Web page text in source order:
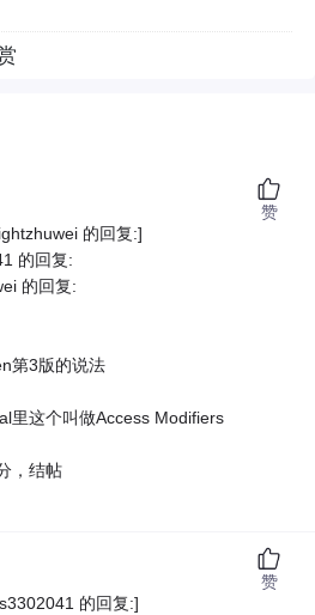
的回复:]
的回复:
的回复:
第3版的说法
里这个叫做Access Modifiers
，结帖
赞
的回复:]
赞